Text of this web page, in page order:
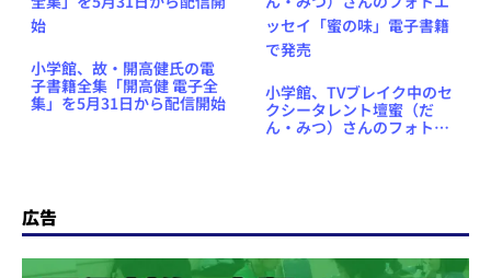
小学館、故・開高健氏の電
子書籍全集「開高健 電子全
集」を5月31日から配信開始
小学館、TVブレイク中のセ
クシータレント壇蜜（だ
ん・みつ）さんのフォトエ
広告